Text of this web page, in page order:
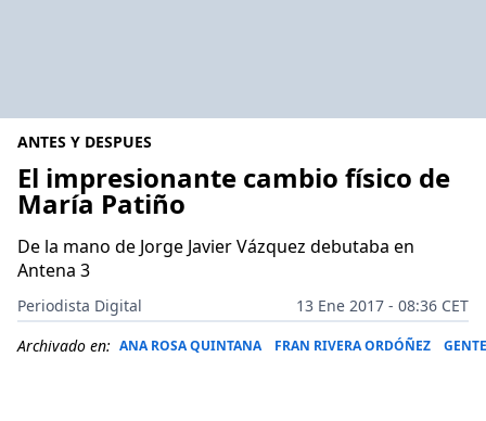
ANTES Y DESPUES
El impresionante cambio físico de
María Patiño
De la mano de Jorge Javier Vázquez debutaba en
Antena 3
Periodista Digital
13 Ene 2017 - 08:36 CET
Archivado en: ANA ROSA QUINTANA FRAN RIVERA ORDÓÑEZ GENTE